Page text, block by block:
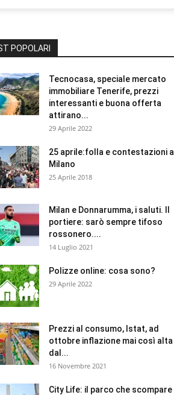
POPOLARI
Tecnocasa, speciale mercato
immobiliare Tenerife, prezzi
interessanti e buona offerta
attirano...
29 Aprile 2022
25 aprile:folla e contestazioni a
Milano
25 Aprile 2018
Milan e Donnarumma, i saluti. Il
portiere: sarò sempre tifoso
rossonero....
14 Luglio 2021
Polizze online: cosa sono?
29 Aprile 2022
Prezzi al consumo, Istat, ad
ottobre inflazione mai così alta
dal...
16 Novembre 2021
City Life: il parco che scompare